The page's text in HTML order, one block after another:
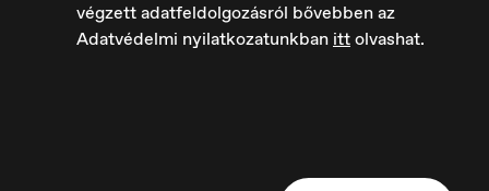
France
végzett adatfeldolgozásról bővebben az
Adatvédelmi nyilatkozatunkban ittolvashat.